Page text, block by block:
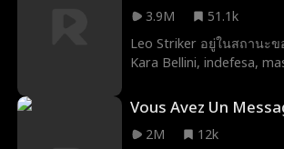
3.9M
51.1k
Leo Striker อยู่ในสถานะ
Kara Bellini, indefesa,
apaixonar por outro...
sendo um BILIONÁRIO?!
Vous Avez Un
2M
12k